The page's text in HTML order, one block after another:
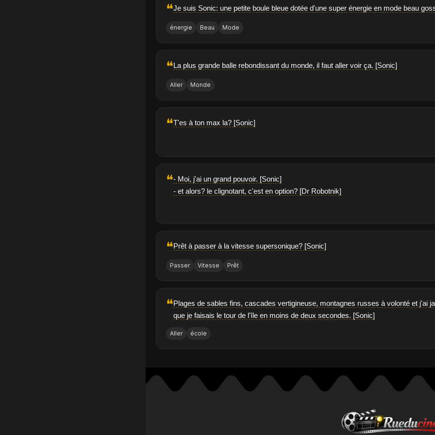
❝Je suis Sonic: une petite boule bleue dotée d'une super énergie en mode beau
énergie Beau Mode
❝La plus grande balle rebondissant du monde, il faut aller voir ça. [Sonic]
Aller Monde
❝T'es à ton max la? [Sonic]
❝- Moi, j'ai un grand pouvoir. [Sonic]
- et alors? le clignotant, c'est en option? [Dr Robotnik]
❝Prêt à passer à la vitesse supersonique? [Sonic]
Passer Vitesse Prêt
❝Plages de sables fins, cascades vertigineuse, montagnes russes à volonté et j'ai
que je faisais le tour de l'île en moins de deux secondes. [Sonic]
Aller école